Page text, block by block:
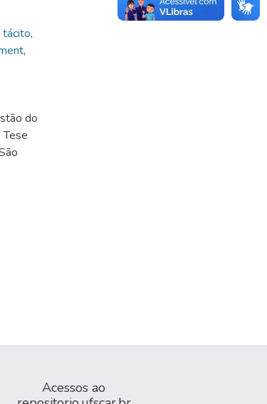
tácito,
,
do
Acessos ao